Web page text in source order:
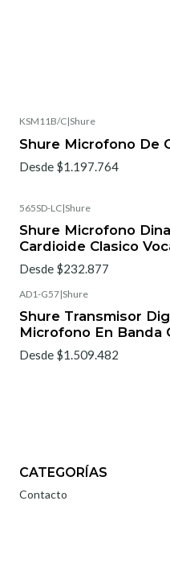
KSM11B/C|Shure
Shure Microfono De
Desde $1.197.764
565SD-LC|Shure
Shure Microfono
Cardioide Clasico
Desde $232.877
AD1-G57|Shure
Shure Transmisor
Microfono En Banda
Desde $1.509.482
CATEGORÍAS
Contacto